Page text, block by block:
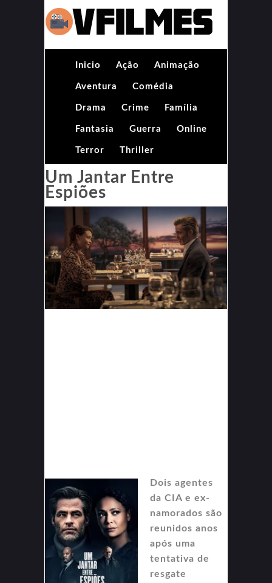
Inicio Ação Animação
Aventura Comédia
Drama Crime Família
Fantasia Guerra Online
Terror Thriller
Um Jantar Entre
Espiões
Dois agentes
da CIA e ex-
namorados são
reunidos anos
após uma
tentativa de
resgate